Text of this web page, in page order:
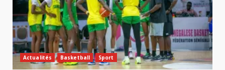
Actualités Basketball Sport